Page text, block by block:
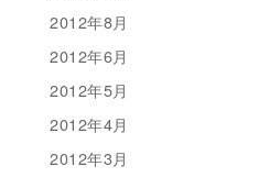
2012年8月
2012年6月
2012年5月
2012年4月
2012年3月